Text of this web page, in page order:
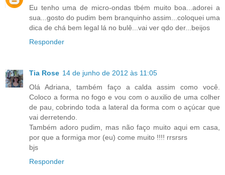
Eu tenho uma de micro-ondas tbém muito boa...adorei a
sua...gosto do pudim bem branquinho assim...coloquei uma
dica de chá bem legal lá no bulê...vai ver qdo der...beijos
Responder
Tia Rose 14 de junho de 2012 às 11:05
Olá Adriana, também faço a calda assim como você.
Coloco a forma no fogo e vou com o auxilio de uma colher
de pau, cobrindo toda a lateral da forma com o açúcar que
vai derretendo.
Também adoro pudim, mas não faço muito aqui em casa,
por que a formiga mor (eu) come muito !!!! rrsrsrs
bjs
Responder